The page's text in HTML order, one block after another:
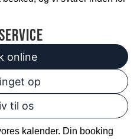
online
op
til os
kalender. Din booking